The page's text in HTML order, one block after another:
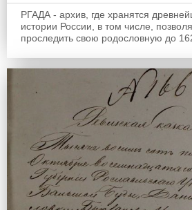
РГАДА - архив, где хранятся
истории России, в том числе,
проследить свою родословную до